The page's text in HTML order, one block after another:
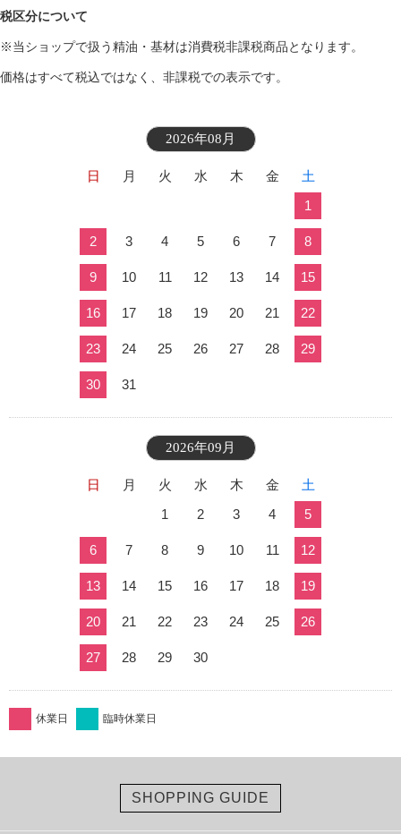
税区分について
※当ショップで扱う精油・基材は消費税非課税商品となります。
価格はすべて税込ではなく、非課税での表示です。
2026年08月
日 月 火 水 木 金
土
1
2 3 4 5 6 7 8
9 10 11 12 13 14 15
16 17 18 19 20 21 22
23 24 25 26 27 28 29
30 31
2026年09月
日 月 火 水 木 金
土
1
2 3 4 5
6 7 8 9 10 11 12
13 14 15 16 17 18 19
20 21 22 23 24 25 26
27 28 29 30
休業日 臨時休業日
SHOPPING GUIDE